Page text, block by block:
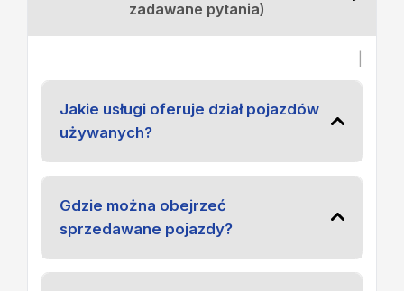
zadawane pytania)
Jakie usługi oferuje dział pojazdów
używanych?
Gdzie można obejrzeć
sprzedawane pojazdy?